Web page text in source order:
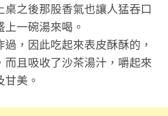
桌之後那股香氣也讓人猛吞口
一碗湯來喝。
，因此吃起來表皮酥酥的，
而且吸收了沙茶湯汁，嚼起來
美。